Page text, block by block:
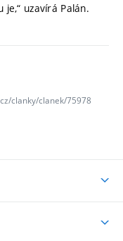
uzavírá Palán.
clanky/clanek/75978